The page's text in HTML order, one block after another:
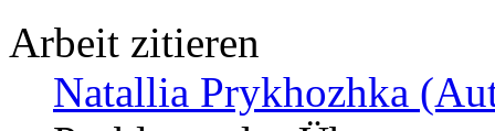
Arbeit zitieren
Natallia Prykhozhka